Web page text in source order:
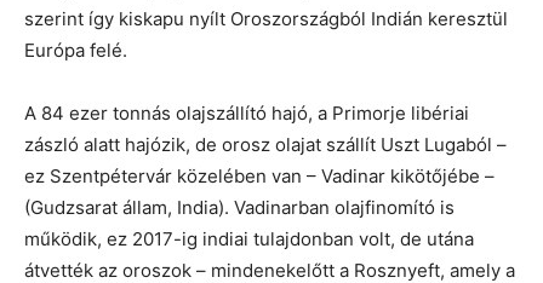
szerint így kiskapu nyílt Oroszországból Indián keresztül
Európa felé.
A 84 ezer tonnás olajszállító hajó, a Primorje libériai
zászló alatt hajózik, de orosz olajat szállít Uszt Lugaból –
ez Szentpétervár közelében van – Vadinar kikötőjébe –
(Gudzsarat állam, India). Vadinarban olajfinomító is
működik, ez 2017-ig indiai tulajdonban volt, de utána
átvették az oroszok – mindenekelőtt a Rosznyeft, amely a